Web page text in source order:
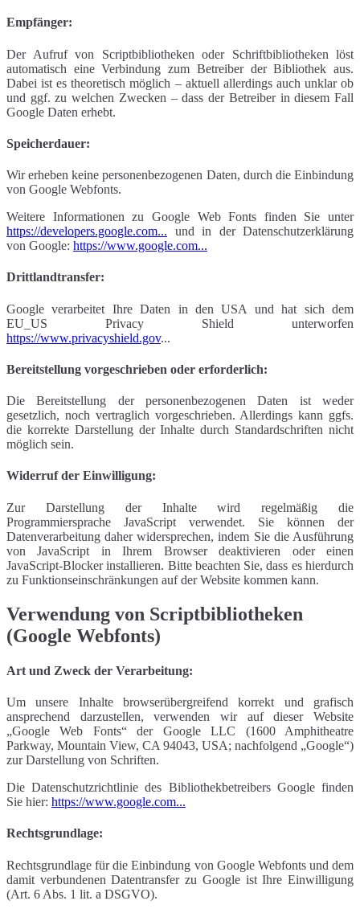
Empfänger:
Der Aufruf von Scriptbibliotheken oder Schriftbibliotheken löst
automatisch eine Verbindung zum Betreiber der Bibliothek aus.
Dabei ist es theoretisch möglich – aktuell allerdings auch unklar ob
und ggf. zu welchen Zwecken – dass der Betreiber in diesem Fall
Google Daten erhebt.
Speicherdauer:
Wir erheben keine personenbezogenen Daten, durch die Einbindung
von Google Webfonts.
Weitere Informationen zu Google Web Fonts finden Sie unter
https://developers.google.com... und in der Datenschutzerklärung
von Google: https://www.google.com...
Drittlandtransfer:
Google verarbeitet Ihre Daten in den USA und hat sich dem
EU_US Privacy Shield unterworfen
https://www.privacyshield.gov...
Bereitstellung vorgeschrieben oder erforderlich:
Die Bereitstellung der personenbezogenen Daten ist weder
gesetzlich, noch vertraglich vorgeschrieben. Allerdings kann ggfs.
die korrekte Darstellung der Inhalte durch Standardschriften nicht
möglich sein.
Widerruf der Einwilligung:
Zur Darstellung der Inhalte wird regelmäßig die
Programmiersprache JavaScript verwendet. Sie können der
Datenverarbeitung daher widersprechen, indem Sie die Ausführung
von JavaScript in Ihrem Browser deaktivieren oder einen
JavaScript-Blocker installieren. Bitte beachten Sie, dass es hierdurch
zu Funktionseinschränkungen auf der Website kommen kann.
Verwendung von Scriptbibliotheken
(Google Webfonts)
Art und Zweck der Verarbeitung:
Um unsere Inhalte browserübergreifend korrekt und grafisch
ansprechend darzustellen, verwenden wir auf dieser Website
„Google Web Fonts“ der Google LLC (1600 Amphitheatre
Parkway, Mountain View, CA 94043, USA; nachfolgend „Google“)
zur Darstellung von Schriften.
Die Datenschutzrichtlinie des Bibliothekbetreibers Google finden
Sie hier: https://www.google.com...
Rechtsgrundlage:
Rechtsgrundlage für die Einbindung von Google Webfonts und dem
damit verbundenen Datentransfer zu Google ist Ihre Einwilligung
(Art. 6 Abs. 1 lit. a DSGVO).